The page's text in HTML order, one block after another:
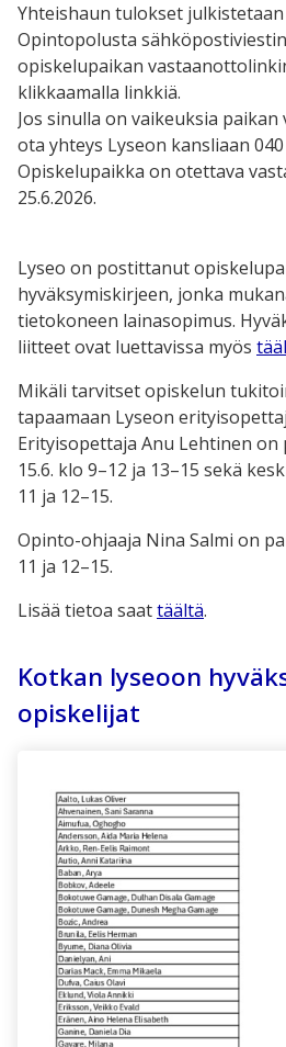
Yhteishaun tulokset julkistetaan
Opintopolusta
opiskelupaikan
klikkaamalla linkkiä.
Jos sinulla on vaikeuksia
ota yhteys Lyseon kansliaan 040
Opiskelupaikka on otettava
25.6.2026.
Lyseo on postittanut
hyväksymiskirjeen, jonka
tietokoneen lainasopimus.
liitteet ovat luettavissa myös
Mikäli tarvitset opiskelun
tapaamaan Lyseon
Erityisopettaja Anu Lehtinen on
15.6. klo 9–12 ja 13–15 sekä
11 ja 12–15.
Opinto-ohjaaja Nina Salmi on
11 ja 12–15.
Lisää tietoa saattäältä.
Kotkan lyseoon
opiskelijat